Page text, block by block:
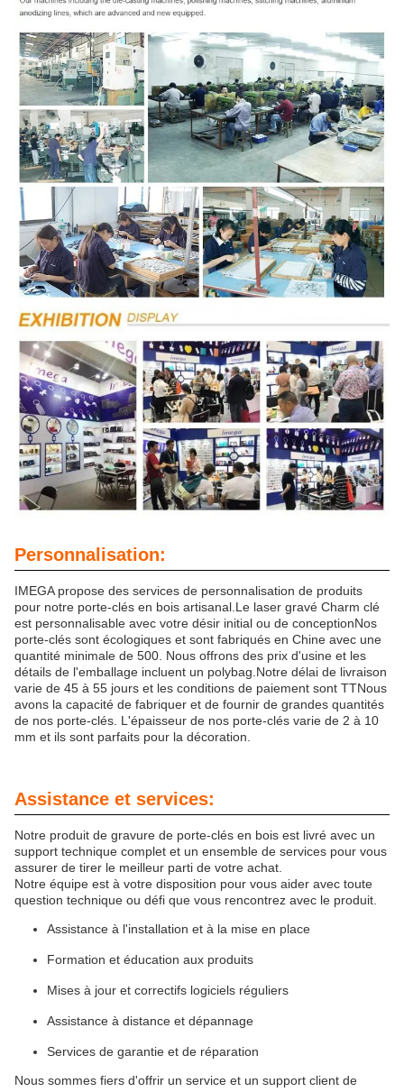
Personnalisation:
IMEGA propose des services de personnalisation de produits
pour notre porte-clés en bois artisanal.Le laser gravé Charm clé
est personnalisable avec votre désir initial ou de conceptionNos
porte-clés sont écologiques et sont fabriqués en Chine avec une
quantité minimale de 500. Nous offrons des prix d'usine et les
détails de l'emballage incluent un polybag.Notre délai de livraison
varie de 45 à 55 jours et les conditions de paiement sont TTNous
avons la capacité de fabriquer et de fournir de grandes quantités
de nos porte-clés. L'épaisseur de nos porte-clés varie de 2 à 10
mm et ils sont parfaits pour la décoration.
Assistance et services:
Notre produit de gravure de porte-clés en bois est livré avec un
support technique complet et un ensemble de services pour vous
assurer de tirer le meilleur parti de votre achat.
Notre équipe est à votre disposition pour vous aider avec toute
question technique ou défi que vous rencontrez avec le produit.
Assistance à l'installation et à la mise en place
Formation et éducation aux produits
Mises à jour et correctifs logiciels réguliers
Assistance à distance et dépannage
Services de garantie et de réparation
Nous sommes fiers d'offrir un service et un support client de